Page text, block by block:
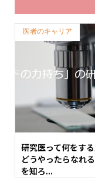
医者のキャリア
研究医って何をす
どうやったらなれ
を知ろ...